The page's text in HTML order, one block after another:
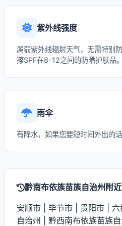
紫外线强度
属弱紫外线辐射天气，无需特别
擦SPF在8-12之间的防晒护肤品。
雨伞
有降水，如果您要短时间外出的话
黔南布依族苗族自治州附近
安顺市 毕节市 贵阳市
自治州
黔西南布依族苗族自